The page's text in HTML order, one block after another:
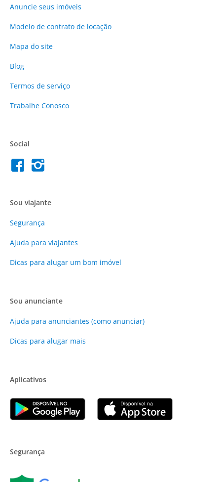
Anuncie seus imóveis
Modelo de contrato de locação
Mapa do site
Blog
Termos de serviço
Trabalhe Conosco
Social
Sou viajante
Segurança
Ajuda para viajantes
Dicas para alugar um bom imóvel
Sou anunciante
Ajuda para anunciantes (como anunciar)
Dicas para alugar mais
Aplicativos
Segurança